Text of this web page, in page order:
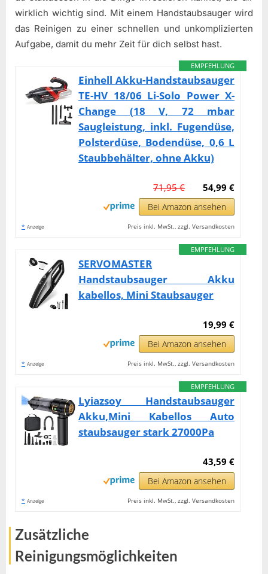
wirklich wichtig sind. Mit einem Handstaubsauger wird
das Reinigen zu einer schnellen und unkomplizierten
Aufgabe, damit du mehr Zeit für dich selbst hast.
EMPFEHLUNG
Einhell Akku-Handstaubsauger
TE-HV 18/06 Li-Solo Power X-
Change (18 V, 72 mbar
Saugleistung, inkl. Fugendüse,
Polsterdüse, Bodendüse, 0,6 L
Staubbehälter, ohne Akku)
54,99 €
71,95 €
Bei Amazon ansehen
* Anzeige Preis inkl. MwSt., zzgl. Versandkosten
EMPFEHLUNG
SERVOMASTER
Handstaubsauger Akku
kabellos, Mini Staubsauger
19,99 €
Bei Amazon ansehen
* Anzeige Preis inkl. MwSt., zzgl. Versandkosten
EMPFEHLUNG
Lyiazsoy Handstaubsauger
Akku,Mini Kabellos Auto
staubsauger stark 27000Pa
43,59 €
Bei Amazon ansehen
* Anzeige Preis inkl. MwSt., zzgl. Versandkosten
Zusätzliche
Reinigungsmöglichkeiten